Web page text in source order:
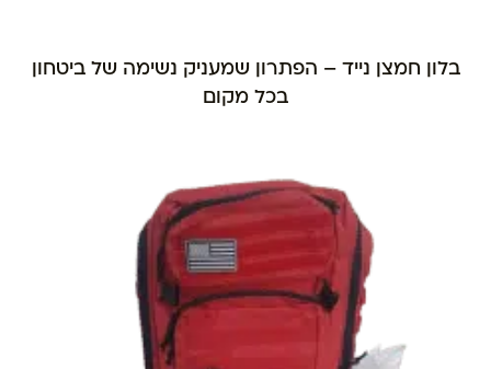
בלון חמצן נייד – הפתרון שמעניק נשימה של ביטחון
בכל מקום